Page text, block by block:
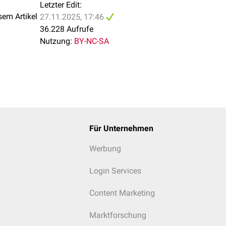
Artikel
Letzter Edit:
27.11.2025, 17:46
36.228 Aufrufe
Nutzung: BY-NC-SA
Für Unternehmen
Werbung
Login Services
Content Marketing
Marktforschung